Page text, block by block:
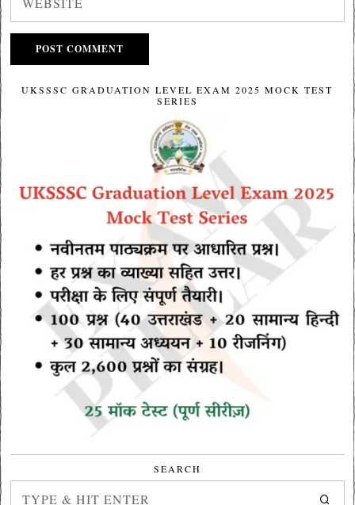
UKSSSC GRADUATION LEVEL EXAM 2025 MOCK TEST
SERIES
SEARCH